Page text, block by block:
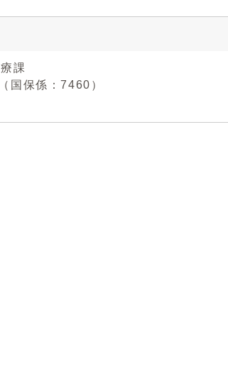
課
保係：7460）